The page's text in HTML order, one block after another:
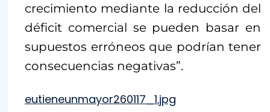
crecimiento mediante la reducción del
déficit comercial se pueden basar en
supuestos erróneos que podrían tener
consecuencias negativas”.
eutieneunmayor260117_1.jpg